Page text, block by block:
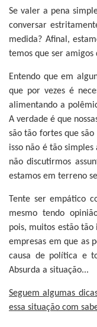
Se valer a pena
conversar
medida? Afinal,
temos que ser amigos
Entendo que em
que por vezes é
alimentando a
A verdade é que
são tão fortes que
isso não é tão
não discutirmos
estamos em terreno
Tente ser empático
mesmo tendo
pois, muitos estão tão
empresas em que as
causa de política e
Absurda a situação...
Seguem algumas
essa situação com